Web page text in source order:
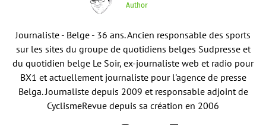
Author
Journaliste - Belge - 36 ans. Ancien responsable des sports
sur les sites du groupe de quotidiens belges Sudpresse et
du quotidien belge Le Soir, ex-journaliste web et radio pour
BX1 et actuellement journaliste pour l'agence de presse
Belga. Journaliste depuis 2009 et responsable adjoint de
CyclismeRevue depuis sa création en 2006